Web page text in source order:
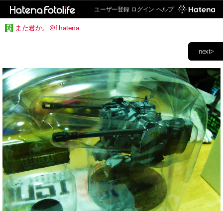
ユーザー登録 ログイン ヘルプ
また君か。＠f.hatena
next>